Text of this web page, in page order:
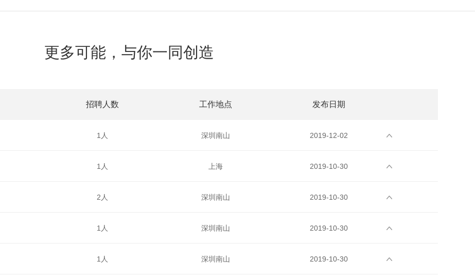
更多可能，与你一同创造
招聘人数 工作地点 发布日期
1人 深圳南山 2019-12-02
1人 上海 2019-10-30
2人 深圳南山 2019-10-30
1人 深圳南山 2019-10-30
1人 深圳南山 2019-10-30